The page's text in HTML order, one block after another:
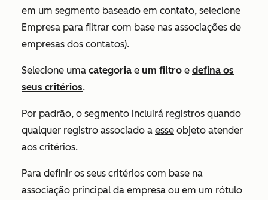
em um segmento baseado em contato, selecione
Empresa para filtrar com base nas associações de
empresas dos contatos).
Selecione uma categoria e um filtro e defina os
seus critérios.
Por padrão, o segmento incluirá registros quando
qualquer registro associado a esse objeto atender
aos critérios.
Para definir os seus critérios com base na
associação principal da empresa ou em um rótulo